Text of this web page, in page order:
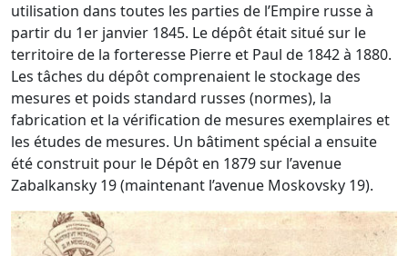
utilisation dans toutes les parties de l’Empire russe à
partir du 1er janvier 1845. Le dépôt était situé sur le
territoire de la forteresse Pierre et Paul de 1842 à 1880.
Les tâches du dépôt comprenaient le stockage des
mesures et poids standard russes (normes), la
fabrication et la vérification de mesures exemplaires et
les études de mesures. Un bâtiment spécial a ensuite
été construit pour le Dépôt en 1879 sur l’avenue
Zabalkansky 19 (maintenant l’avenue Moskovsky 19).